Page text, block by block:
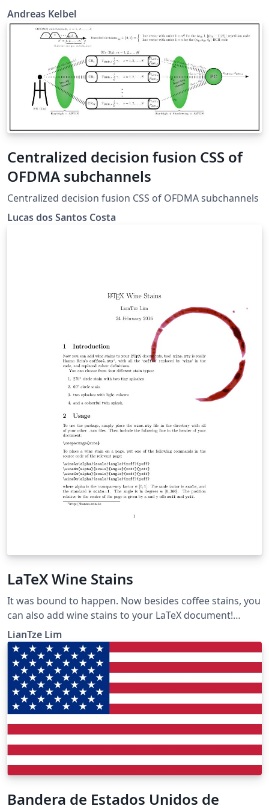
Andreas Kelbel
Centralized decision fusion CSS of
OFDMA subchannels
Centralized decision fusion CSS of OFDMA subchannels
Lucas dos Santos Costa
LaTeX Wine Stains
It was bound to happen. Now besides coffee stains, you
can also add wine stains to your LaTeX document!
wine.sty is actually Hanno Rein's coffee4.sty, with all the
'coffee' replaced by 'wine' in the code, and replaced
colour definitions.
LianTze Lim
Bandera de Estados Unidos de